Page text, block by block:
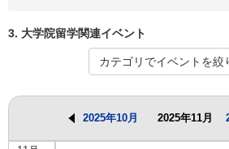
3. 大学院留学関連イベント
カテゴリでイベントを絞
2025年10月 2025年11月